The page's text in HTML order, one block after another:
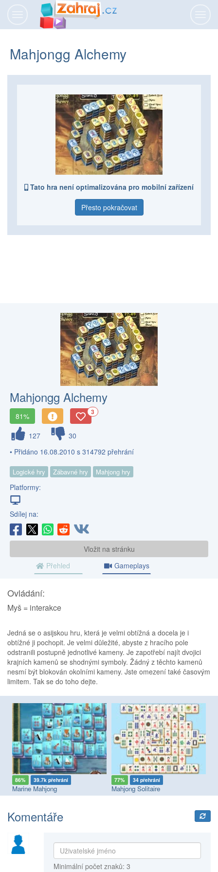
Mahjongg Alchemy
Tato hra není optimalizována pro mobilní zařízení
Přesto pokračovat
Mahjongg Alchemy
81% 3
127
30
• Přidáno 16.08.2010 s 314792 přehrání
Logické hry Zábavné hry Mahjong hry
Platformy:
Sdílej na:
Vložit na stránku
Přehled
Gameplays
Ovládání:
Myš = interakce
Jedná se o asijskou hru, která je velmi obtížná a docela je i
obtížné ji pochopit. Je velmi důležité, abyste z hracího pole
odstranili postupně jednotlivé kameny. Je zapotřebí najít dvojici
krajních kamenů se shodnými symboly. Žádný z těchto kamenů
nesmí být blokován okolními kameny. Jste omezení také časovým
limitem. Tak se do toho dejte.
86% 39.7k přehrání
Marine Mahjong
77% 34 přehrání
Mahjong Solitaire
Komentáře
Minimální počet znaků: 3